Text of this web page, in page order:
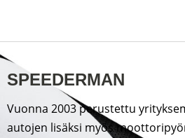
SPEEDERMAN
Vuonna 2003 perustettu
autojen lisäksi myös